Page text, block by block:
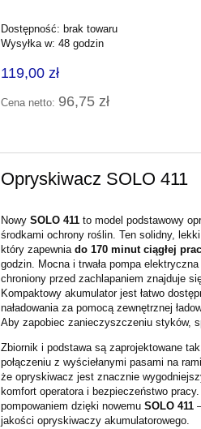
Dostępność: brak towaru
Wysyłka w: 48 godzin
119,00 zł
Cena netto: 96,75 zł
Opryskiwacz SOLO 411
Nowy SOLO 411to model podstawowy
środkami ochrony roślin. Ten solidny,
który zapewnia do 170 minut ciągłej
godzin. Mocna i trwała pompa
chroniony przed zachlapaniem znajduje
Kompaktowy akumulator jest łatwo
naładowania za pomocą zewnętrznej
Aby zapobiec zanieczyszczeniu styków,
Zbiornik i podstawa są zaprojektowane
połączeniu z wyściełanymi pasami na
że opryskiwacz jest znacznie
komfort operatora i bezpieczeństwo
pompowaniem dzięki nowemu SOLO 411
jakości opryskiwaczy akumulatorowego.